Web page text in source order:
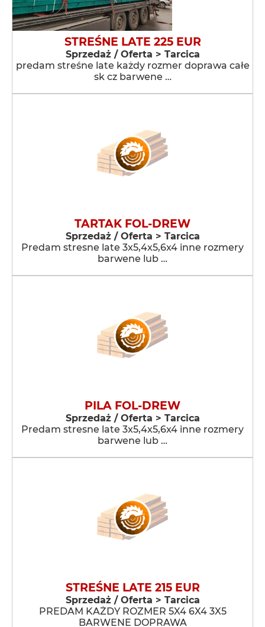
STREŚNE LATE 225 EUR
Sprzedaż / Oferta > Tarcica
predam streśne late każdy rozmer doprawa całe
sk cz barwene …
TARTAK FOL-DREW
Sprzedaż / Oferta > Tarcica
Predam stresne late 3x5,4x5,6x4 inne rozmery
barwene lub …
PILA FOL-DREW
Sprzedaż / Oferta > Tarcica
Predam stresne late 3x5,4x5,6x4 inne rozmery
barwene lub …
STREŚNE LATE 215 EUR
Sprzedaż / Oferta > Tarcica
PREDAM KAŻDY ROZMER 5X4 6X4 3X5
BARWENE DOPRAWA